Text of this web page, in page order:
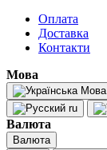
Оплата
Доставка
Контакти
Мова
Мова
ru
Валюта
Валюта